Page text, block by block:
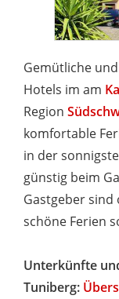
Gemütliche
Hotels im am
Region
komfortable
in der
günstig beim
Gastgeber
schöne Ferien
Unterkünfte
Tuniberg: